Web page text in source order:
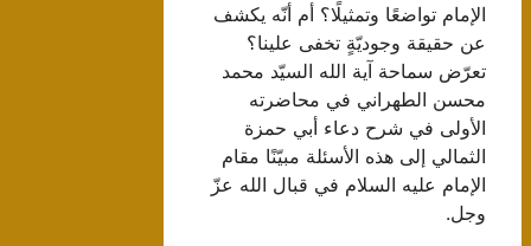
الإمام تواضعًا وتمثيلًا؟ أم أنّه يكشف
عن حقيقة وجوديّةٍ تخفى علينا؟
تعرّض سماحة آية الله السيّد محمد
محسن الطهراني في محاضرته
الأولى في شرح دعاء أبي حمزة
الثمالي إلى هذه الأسئلة مبيّنًا مقام
الإمام عليه السلام في قبال الله عزّ
وجل.